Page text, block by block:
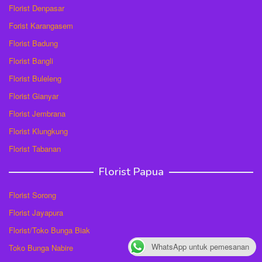
Florist Denpasar
Forist Karangasem
Florist Badung
Florist Bangli
Florist Buleleng
Florist Gianyar
Florist Jembrana
Florist Klungkung
Florist Tabanan
Florist Papua
Florist Sorong
Florist Jayapura
Florist/Toko Bunga Biak
Toko Bunga Nabire
WhatsApp untuk pemesanan